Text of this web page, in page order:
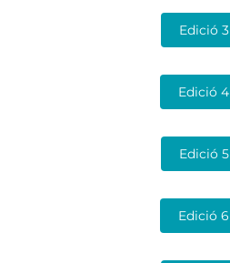
Edició 3
Edició 4
Edició 5
Edició 6